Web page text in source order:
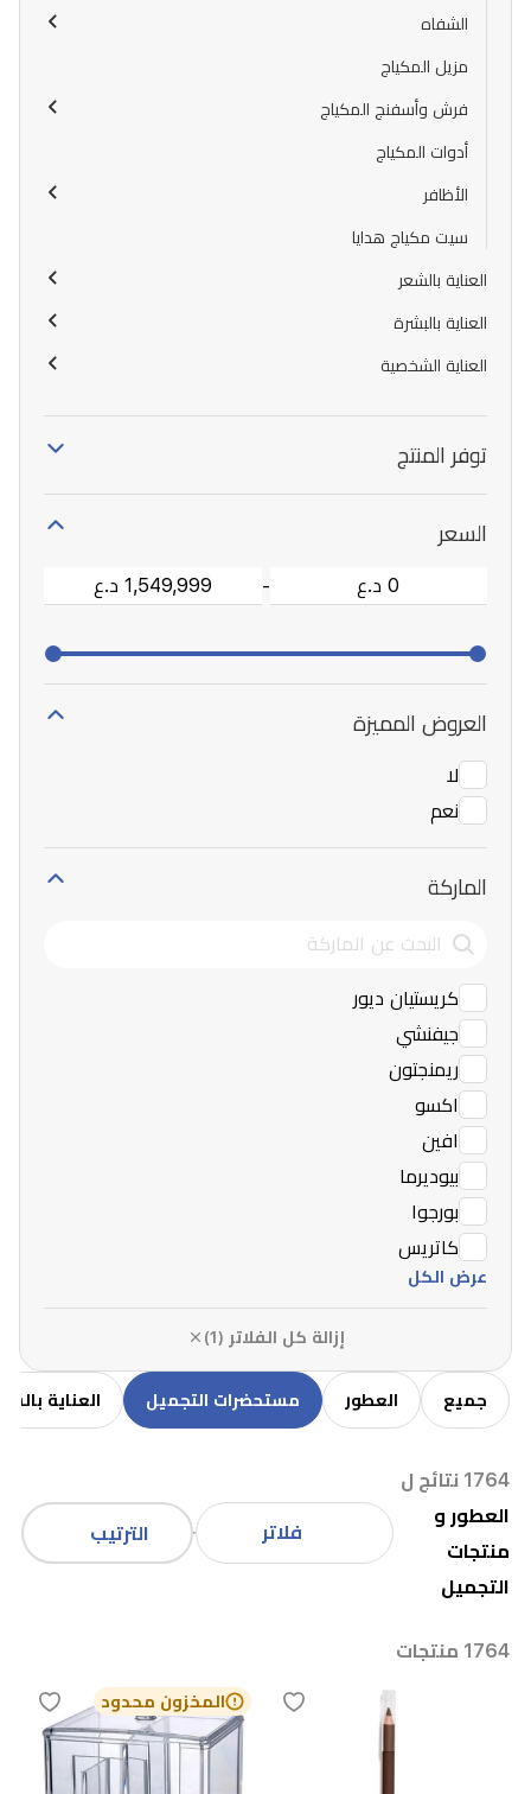
الشفاه
مزيل المكياج
فرش وأسفنج المكياج
أدوات المكياج
الأظافر
سيت مكياج هدايا
العناية بالشعر
العناية بالبشرة
العناية الشخصية
توفر المنتج
السعر
-
العروض المميزة
لا
نعم
الماركة
كريستيان ديور
جيفنشي
ريمنجتون
اكسو
افين
بيوديرما
بورجوا
كاتريس
عرض الكل
إزالة كل الفلاتر (1)
جميع العطور مستحضرات التجميل العناية
1764 نتائج ل
العطور و
منتجات
التجميل
فلاتر الترتيب
1764 منتجات
المخزون محدود